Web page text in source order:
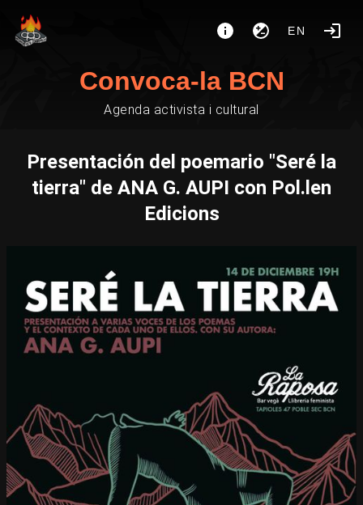
EN
Convoca-la BCN
Agenda activista i cultural
Presentación del poemario "Seré la
tierra" de ANA G. AUPI con Pol.len
Edicions